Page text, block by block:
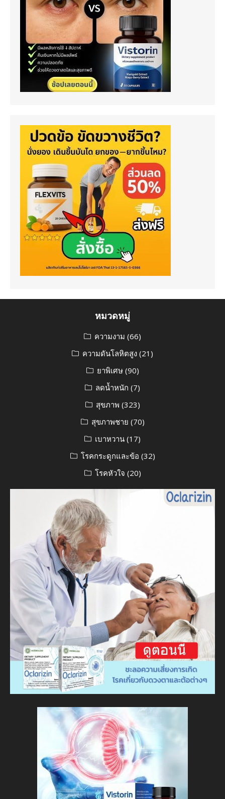
หมวดหมู่
ความงาม (66)
ความดันโลหิตสูง (21)
ยาพิเศษ(90)
ลดน้ำหนัก (7)
สุขภาพ (323)
สุขภาพชาย (70)
เบาหวาน (17)
โรคกระดูกและข้อ (32)
โรคหัวใจ (20)